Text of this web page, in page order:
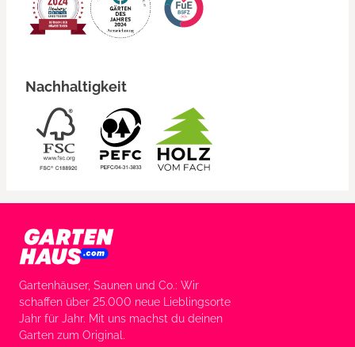
Nachhaltigkeit
Gartenhäuser, Saunen und Co.: Wir
schaffen über 25.000 neue Lieblingsorte
Jahr für Jahr. Mit uns machst du deinen
Garten zum Original.